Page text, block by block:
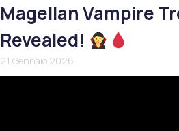
Magellan Vampire
Revealed!
21 Gennaio 2026